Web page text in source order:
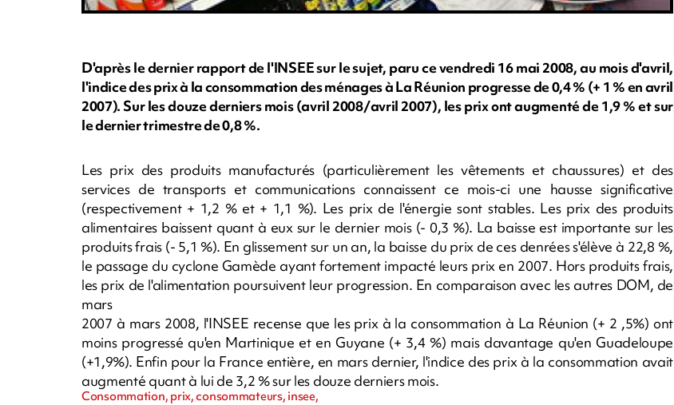
D'après le dernier rapport de l'INSEE sur le sujet, paru ce vendredi 16 mai 2008, au mois d'avril,
l'indice des prix à la consommation des ménages à La Réunion progresse de 0,4 % (+ 1 % en avril
2007). Sur les douze derniers mois (avril 2008/avril 2007), les prix ont augmenté de 1,9 % et sur
le dernier trimestre de 0,8 %.
Les prix des produits manufacturés (particulièrement les vêtements et chaussures) et des
services de transports et communications connaissent ce mois-ci une hausse significative
(respectivement + 1,2 % et + 1,1 %). Les prix de l'énergie sont stables. Les prix des produits
alimentaires baissent quant à eux sur le dernier mois (- 0,3 %). La baisse est importante sur les
produits frais (- 5,1 %). En glissement sur un an, la baisse du prix de ces denrées s'élève à 22,8 %,
le passage du cyclone Gamède ayant fortement impacté leurs prix en 2007. Hors produits frais,
les prix de l'alimentation poursuivent leur progression. En comparaison avec les autres DOM, de
mars
2007 à mars 2008, l'INSEE recense que les prix à la consommation à La Réunion (+ 2 ,5%) ont
moins progressé qu'en Martinique et en Guyane (+ 3,4 %) mais davantage qu'en Guadeloupe
(+1,9%). Enfin pour la France entière, en mars dernier, l'indice des prix à la consommation avait
augmenté quant à lui de 3,2 % sur les douze derniers mois.
Consommation, prix, consommateurs, insee,